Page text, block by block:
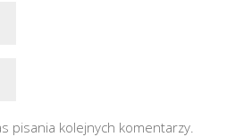
pisania kolejnych komentarzy.